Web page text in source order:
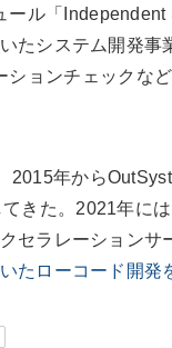
ール「Independent
たシステム開発事
ションチェックな
年から
きた。2021年に
セラレーション
たローコード開発